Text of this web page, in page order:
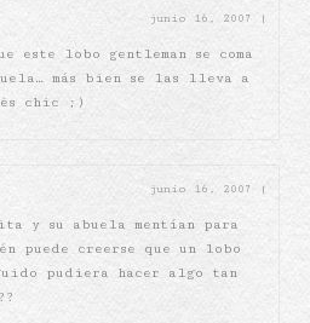
junio 16, 2007 |
este lobo gentleman se coma
más bien se las lleva a
chic ;)
junio 16, 2007 |
y su abuela mentían para
puede creerse que un lobo
pudiera hacer algo tan